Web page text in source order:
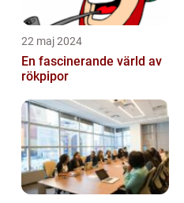
22 maj 2024
En fascinerande värld av
rökpipor